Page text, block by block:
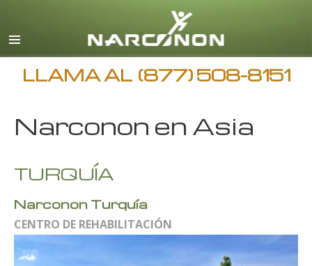
Español
Inglés
Todas las Regiones/Idiomas
LLAMA AL (877) 508-8151
Narconon en Asia
TURQUÍA
Narconon Turquía
CENTRO DE REHABILITACIÓN